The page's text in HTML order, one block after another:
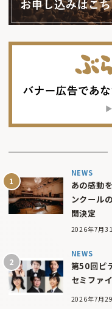
NEWS
あの感動
ンクール
開決定
2026年7月
NEWS
第50回ピ
セミファ
2026年7月